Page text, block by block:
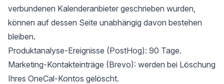
verbundenen Kalenderanbieter geschrieben wurden,
können auf dessen Seite unabhängig davon bestehen
bleiben.
Produktanalyse-Ereignisse (PostHog): 90 Tage.
Marketing-Kontakteinträge (Brevo): werden bei Löschung
Ihres OneCal-Kontos gelöscht.